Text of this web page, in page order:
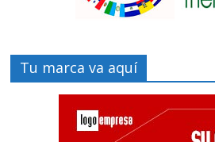
Tu marca va aquí